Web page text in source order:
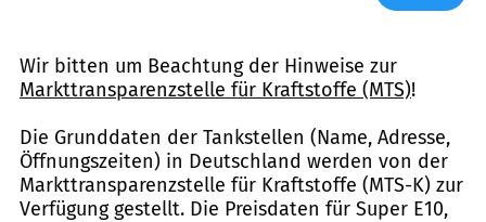
Wir bitten um Beachtung der Hinweise zur
Markttransparenzstelle für Kraftstoffe (MTS)!
Die Grunddaten der Tankstellen (Name, Adresse,
Öffnungszeiten) in Deutschland werden von der
Markttransparenzstelle für Kraftstoffe (MTS-K) zur
Verfügung gestellt. Die Preisdaten für Super E10,